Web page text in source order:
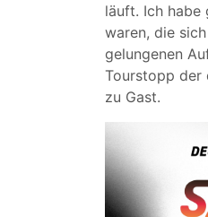
läuft. Ich habe
waren, die
gelungenen
Tourstopp der
zu Gast.